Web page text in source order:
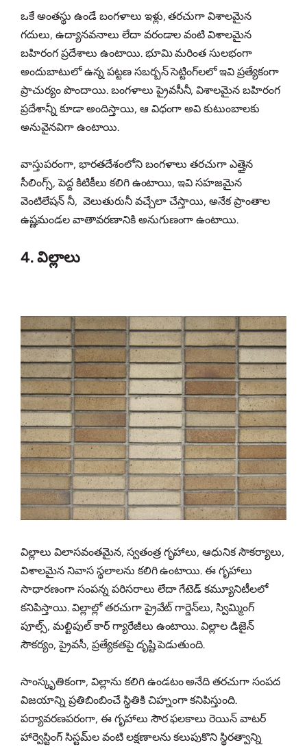
ఒకే అంతస్థు ఉండే బంగళాలు ఇళ్లు, తరచుగా విశాలమైన
గదులు, ఉద్యానవనాలు లేదా వరండాల వంటి విశాలమైన
బహిరంగ ప్రదేశాలు ఉంటాయి. భూమి మరింత సులభంగా
అందుబాటులో ఉన్న పట్టణ సబర్బన్ సెట్టింగ్‌లలో ఇవి ప్రత్యేకంగా
ప్రాచుర్యం పొందాయి. బంగళాలు ప్రైవసీనీ, విశాలమైన బహిరంగ
ప్రదేశాన్నీ కూడా అందిస్తాయి, ఆ విధంగా అవి కుటుంబాలకు
అనువైనవిగా ఉంటాయి.
వాస్తుపరంగా, భారతదేశంలోని బంగళాలు తరచుగా ఎత్తైన
సీలింగ్స్, పెద్ద కిటికీలు కలిగి ఉంటాయి, ఇవి సహజమైన
వెంటిలేషన్ నీ, వెలుతురునీ వచ్చేలా చేస్తాయి, అనేక ప్రాంతాల
ఉష్ణమండల వాతావరణానికి అనుగుణంగా ఉంటాయి.
4. విల్లాలు
విల్లాలు విలాసవంతమైన, స్వతంత్ర గృహాలు, ఆధునిక సౌకర్యాలు,
విశాలమైన నివాస స్థలాలను కలిగి ఉంటాయి. ఈ గృహాలు
సాధారణంగా సంపన్న పరిసరాలు లేదా గేటెడ్ కమ్యూనిటీలలో
కనిపిస్తాయి. విల్లాల్లో తరచుగా ప్రైవేట్ గార్డెన్‌లు, స్విమ్మింగ్
పూల్స్, మల్టిపుల్ కార్ గ్యారేజీలు ఉంటాయి. విల్లాల డిజైన్
సౌకర్యం, ప్రైవసీ, ప్రత్యేకతపై దృష్టి పెడుతుంది.
సాంస్కృతికంగా, విల్లాను కలిగి ఉండటం అనేది తరచుగా సంపద
విజయాన్ని ప్రతిబింబించే స్థితికి చిహ్నంగా కనిపిస్తుంది.
పర్యావరణపరంగా, ఈ గృహాలు సౌర ఫలకాలు రెయిన్ వాటర్
హార్వెస్టింగ్ సిస్టమ్‌ల వంటి లక్షణాలను కలుపుకొని స్థిరత్వాన్ని